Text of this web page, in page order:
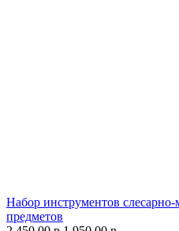
Набор инструментов
предметов